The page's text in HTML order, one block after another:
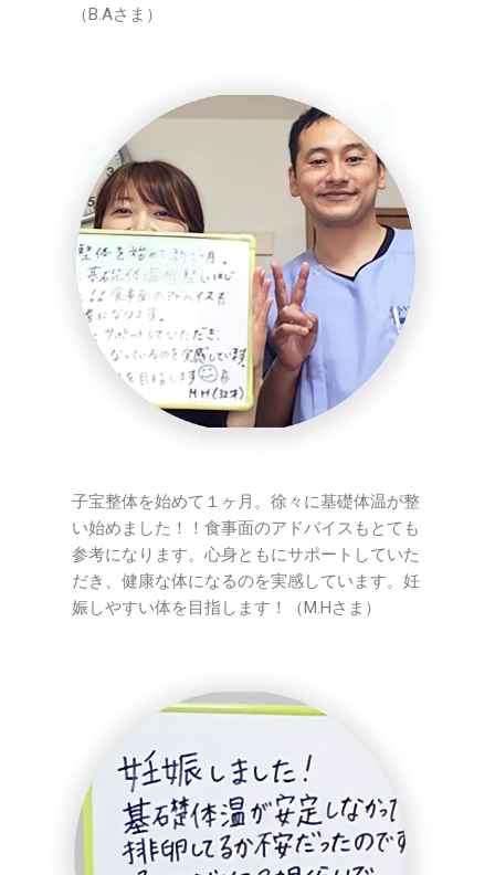
（B.Aさま）
子宝整体を始めて１ヶ月。徐々に基礎体温が整
い始めました！！食事面のアドバイスもとても
参考になります。心身ともにサポートしていた
だき、健康な体になるのを実感しています。妊
娠しやすい体を目指します！（M.Hさま）